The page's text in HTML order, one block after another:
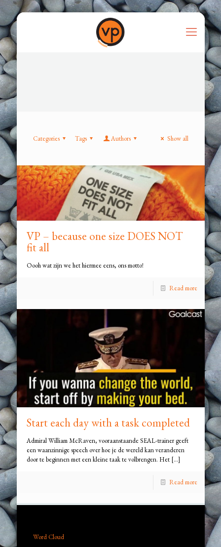
Categories Tags Authors Show all
VP – because one size DOES NOT
fit all
Oooh wat zijn we het hiermee eens, ons motto!
Read more
Start each day with a task completed
Admiral William McRaven, vooraanstaande SEAL-trainer geeft
een waanzinnige speech over hoe je de wereld kan veranderen
door te beginnen met een kleine taak te volbrengen. Het[…]
Read more
Word Cloud